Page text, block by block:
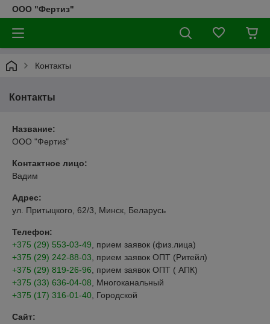
ООО "Фертиз"
Контакты
Контакты
Название:
ООО "Фертиз"
Контактное лицо:
Вадим
Адрес:
ул. Притыцкого, 62/3, Минск, Беларусь
Телефон:
+375 (29) 553-03-49 , прием заявок (физ.лица)
+375 (29) 242-88-03 , прием заявок ОПТ (Ритейл)
+375 (29) 819-26-96 , прием заявок ОПТ ( АПК)
+375 (33) 636-04-08 , Многоканальный
+375 (17) 316-01-40 , Городской
Сайт: